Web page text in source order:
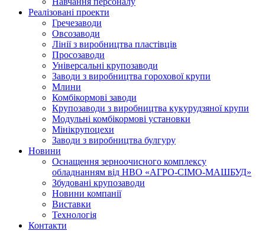
Реалізовані проекти
Гречезаводи
Овсозаводи
Лінії з виробництва пластівців
Просозаводи
Універсальні крупозаводи
Заводи з виробництва горохової крупи
Млини
Комбікормові заводи
Крупозаводи з виробництва кукурудзяної крупи
Модульні комбікормові установки
Мінікрупоцехи
Заводи з виробництва булгуру
Новини
Оснащення зерноочисного комплексу
обладнанням від НВО «АГРО-СІМО-МАШБУД»
Збудовані крупозаводи
Новини компанії
Виставки
Технологія
Контакти